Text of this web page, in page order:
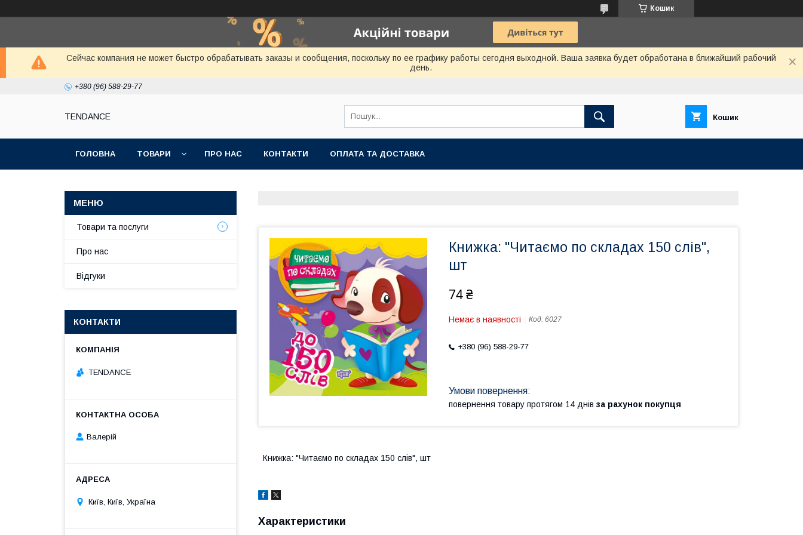
Кошик
Сейчас компания не может быстро обрабатывать заказы и сообщения, поскольку по ее графику работы сегодня выходной. Ваша заявка будет обработана в ближайший рабочий
день.
+380 (96) 588-29-77
TENDANCE Кошик
ГОЛОВНА ТОВАРИ ПРО НАС КОНТАКТИ ОПЛАТА ТА ДОСТАВКА
Книжка: "Читаємо по складах 150 слів",
шт
74 ₴
Немає в наявності Код: 6027
+380 (96) 588-29-77
повернення товару протягом 14 днів за рахунок покупця
Книжка: "Читаємо по складах 150 слів", шт
Характеристики
Товари та послуги
Про нас
Відгуки
КОНТАКТИ
TENDANCE
Валерій
Київ, Київ, Україна